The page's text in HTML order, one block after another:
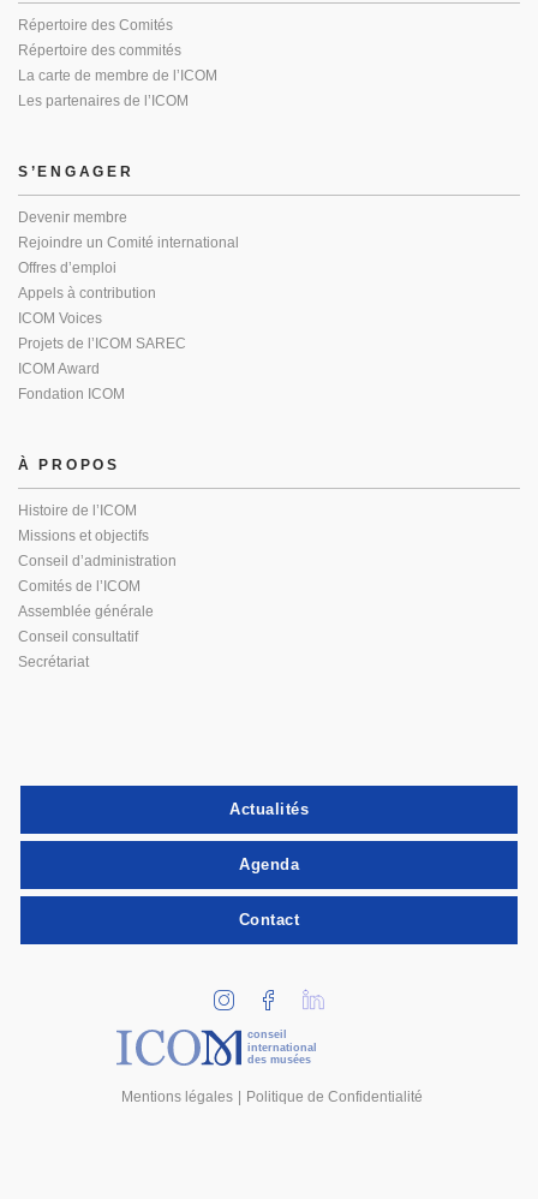
Répertoire des Comités
Répertoire des commités
La carte de membre de l’ICOM
Les partenaires de l’ICOM
S’ENGAGER
Devenir membre
Rejoindre un Comité international
Offres d’emploi
Appels à contribution
ICOM Voices
Projets de l’ICOM SAREC
ICOM Award
Fondation ICOM
À PROPOS
Histoire de l’ICOM
Missions et objectifs
Conseil d’administration
Comités de l’ICOM
Assemblée générale
Conseil consultatif
Secrétariat
Actualités
Agenda
Contact
conseil
international
des musées
Mentions légales Politique de Confidentialité